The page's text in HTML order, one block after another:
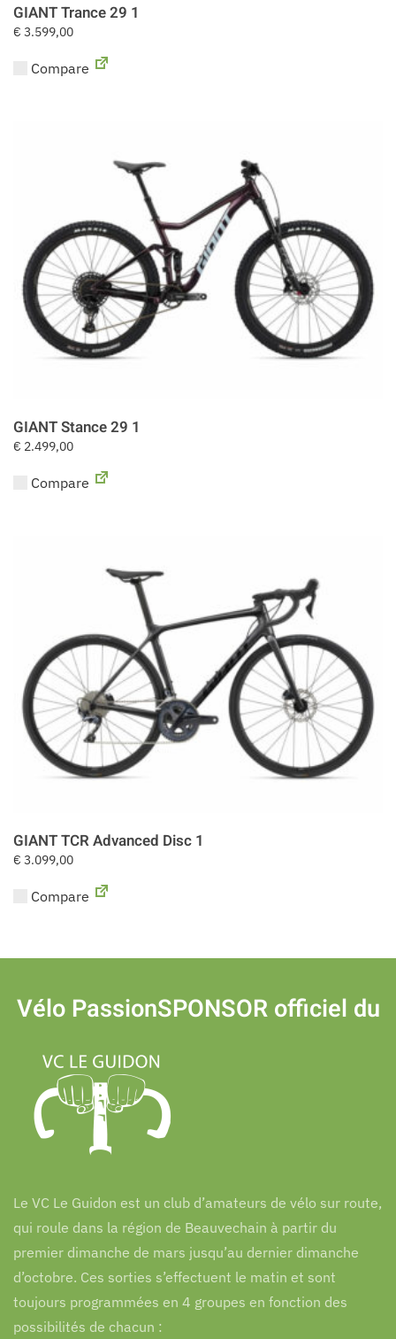
GIANT Trance 29 1
€ 3.599,00
Compare
GIANT Stance 29 1
€ 2.499,00
Compare
GIANT TCR Advanced Disc 1
€ 3.099,00
Compare
Vélo PassionSPONSOR officiel du
Le VC Le Guidon est un club d’amateurs de vélo sur route,
qui roule dans la région de Beauvechain à partir du
premier dimanche de mars jusqu’au dernier dimanche
d’octobre. Ces sorties s’effectuent le matin et sont
toujours programmées en 4 groupes en fonction des
possibilités de chacun :